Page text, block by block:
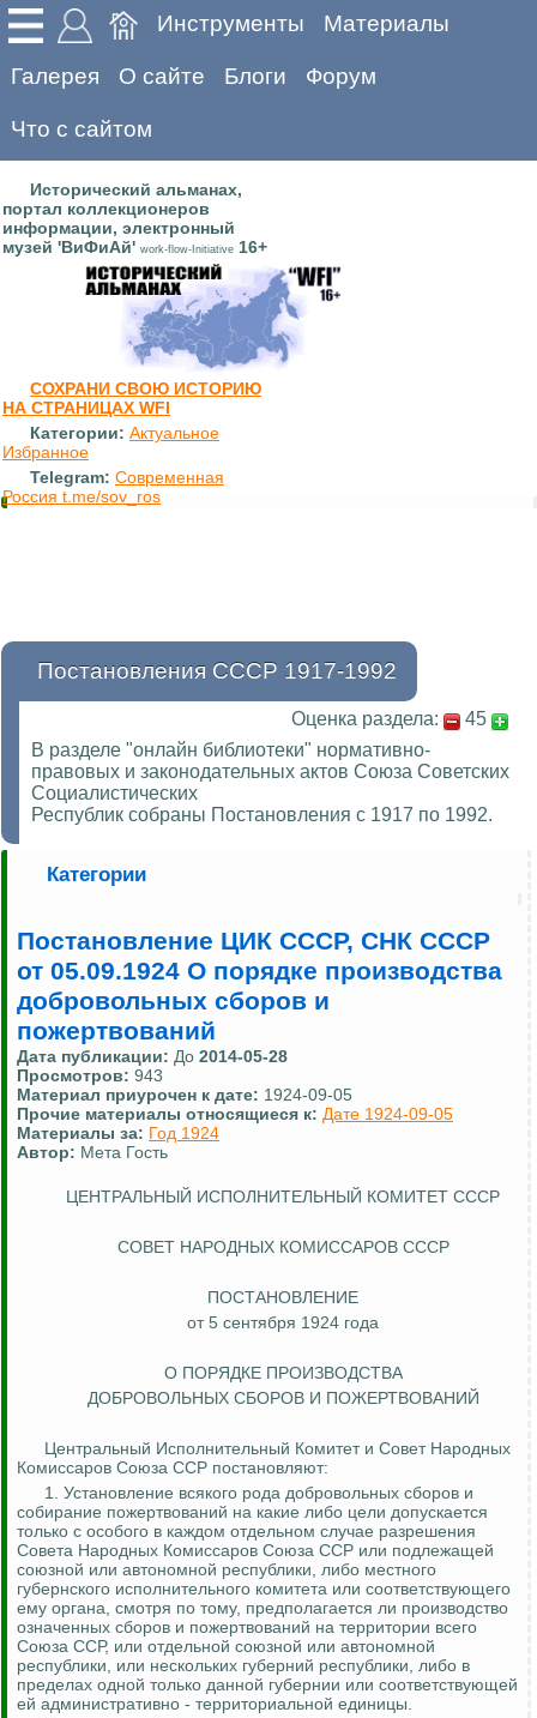
Инструменты Материалы
Галерея О сайте Блоги Форум
Что с сайтом
Исторический альманах,
портал коллекционеров
информации, электронный
музей 'ВиФиАй' work-flow-Initiative 16+
СОХРАНИ СВОЮ ИСТОРИЮ
НА СТРАНИЦАХ WFI
Категории: Актуальное
Избранное
Telegram: Современная
Россия t.me/sov_ros
Постановления СССР 1917-1992
Оценка раздела:
45
В разделе "онлайн библиотеки" нормативно-
правовых и законодательных актов Союза Советских
Социалистических
Республик собраны Постановления с 1917 по 1992.
Категории
Постановление ЦИК СССР, СНК СССР
от 05.09.1924 О порядке производства
добровольных сборов и
пожертвований
Дата публикации: До 2014-05-28
Просмотров: 943
Материал приурочен к дате: 1924-09-05
Прочие материалы относящиеся к: Дате 1924-09-05
Материалы за: Год 1924
Автор: Мета Гость
ЦЕНТРАЛЬНЫЙ ИСПОЛНИТЕЛЬНЫЙ КОМИТЕТ СССР
СОВЕТ НАРОДНЫХ КОМИССАРОВ СССР
ПОСТАНОВЛЕНИЕ
от 5 сентября 1924 года
О ПОРЯДКЕ ПРОИЗВОДСТВА
ДОБРОВОЛЬНЫХ СБОРОВ И ПОЖЕРТВОВАНИЙ
Центральный Исполнительный Комитет и Совет Народных
Комиссаров Союза ССР постановляют:
1. Установление всякого рода добровольных сборов и
собирание пожертвований на какие либо цели допускается
только с особого в каждом отдельном случае разрешения
Совета Народных Комиссаров Союза ССР или подлежащей
союзной или автономной республики, либо местного
губернского исполнительного комитета или соответствующего
ему органа, смотря по тому, предполагается ли производство
означенных сборов и пожертвований на территории всего
Союза ССР, или отдельной союзной или автономной
республики, или нескольких губерний республики, либо в
пределах одной только данной губернии или соответствующей
ей административно - территориальной единицы.